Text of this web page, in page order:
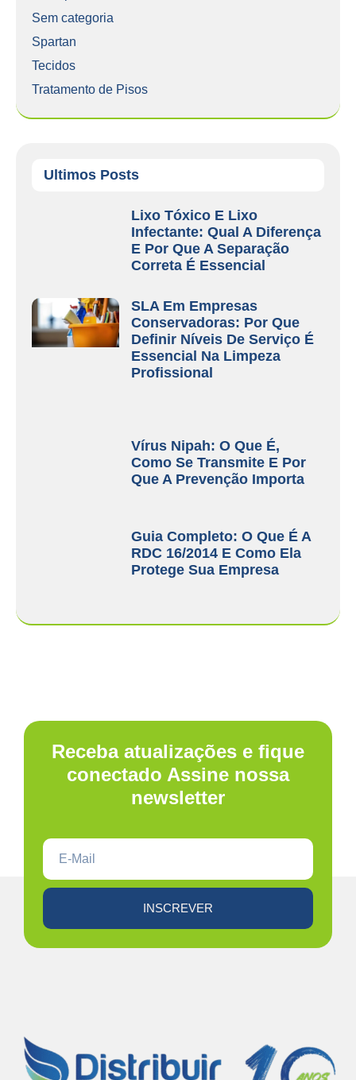
Sem categoria
Spartan
Tecidos
Tratamento de Pisos
Ultimos Posts
Lixo Tóxico E Lixo
Infectante: Qual A Diferença
E Por Que A Separação
Correta É Essencial
SLA Em Empresas
Conservadoras: Por Que
Definir Níveis De Serviço É
Essencial Na Limpeza
Profissional
Vírus Nipah: O Que É,
Como Se Transmite E Por
Que A Prevenção Importa
Guia Completo: O Que É A
RDC 16/2014 E Como Ela
Protege Sua Empresa
Receba atualizações e fique
conectado Assine nossa
newsletter
INSCREVER